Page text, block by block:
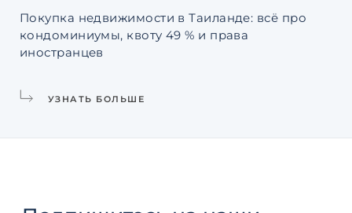
Покупка недвижимости в Таиланде: всё про
кондоминиумы, квоту 49 % и права
иностранцев
УЗНАТЬ БОЛЬШЕ